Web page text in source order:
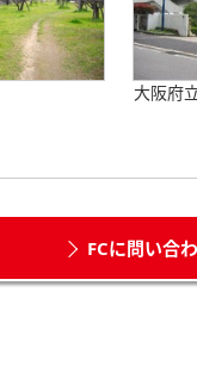
大阪府
FCに問い合